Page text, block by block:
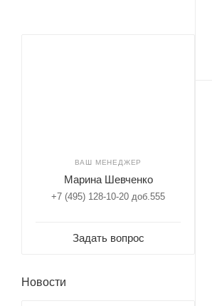
ВАШ МЕНЕДЖЕР
Марина Шевченко
+7 (495) 128-10-20 доб.555
Задать вопрос
Новости